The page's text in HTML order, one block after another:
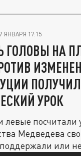
ЯНВАРЯ 17:15
ГОЛОВЫ НА
УРОК
левые посчитали
Медведева
или